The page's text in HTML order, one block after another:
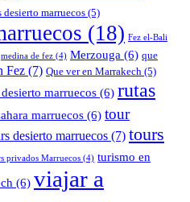
desierto marruecos (5)
(18) Fez el-Bali
medina de fez (4) Merzouga (6) que
Fez (7) Que ver en Marrakech (5)
marruecos (6) rutas
marruecos (6) tour
desierto marruecos (7) tours
privados Marruecos (4) turismo en
(6) viajar a